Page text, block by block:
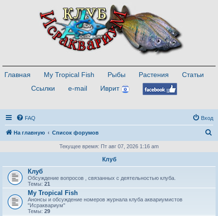
Главная My Tropical Fish Рыбы Растения
Статьи
Ссылки
e-mail Иврит
FAQ Вход
На главную Список форумов
с
Текущее время: Пт авг 07, 2026 1:16 am
Клуб
Клуб
Обсуждение вопросов , связанных с деятельностью клуба.
Темы: 21
My Tropical Fish
Анонсы и обсуждение номеров журнала клуба аквариумистов
"Исраквариум"
Темы: 29